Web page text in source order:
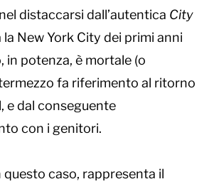
distaccarsi dall’autentica City
la New York City dei primi anni
in potenza, è mortale (o
fa riferimento al ritorno
e dal conseguente
con i genitori.
questo caso, rappresenta il